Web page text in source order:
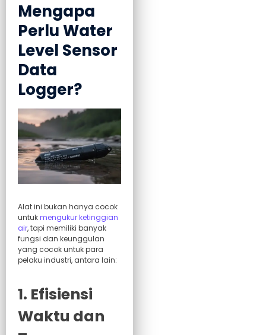
Mengapa
Perlu Water
Level Sensor
Data
Logger?
Alat ini bukan hanya cocok
untukmengukur ketinggian
air, tapi memiliki banyak
fungsi dan keunggulan
yang cocok untuk para
pelaku industri, antara lain:
1. Efisiensi
Waktu dan